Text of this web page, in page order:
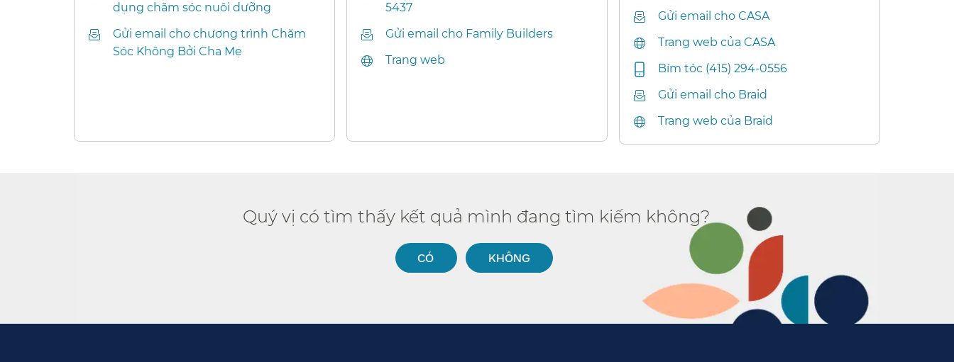
dụng chăm sóc nuôi dưỡng​​
Gửi email cho chương trình Chăm
Sóc Không Bởi Cha Mẹ​​
5437​​
Gửi email cho Family Builders​​
Trang web​​
Gửi email cho CASA​​
Trang web của CASA​​
Bím tóc (415) 294-0556​​
Gửi email cho Braid​​
Trang web của Braid​​
Quý vị có tìm thấy kết quả mình đang tìm kiếm không?​​
CÓ​​ KHÔNG​​